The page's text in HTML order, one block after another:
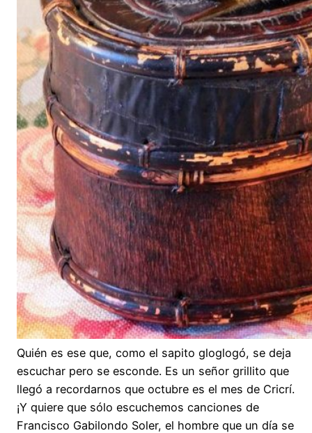
Quién es ese que, como el sapito gloglogó, se deja
escuchar pero se esconde. Es un señor grillito que
llegó a recordarnos que octubre es el mes de Cricrí.
¡Y quiere que sólo escuchemos canciones de
Francisco Gabilondo Soler, el hombre que un día se